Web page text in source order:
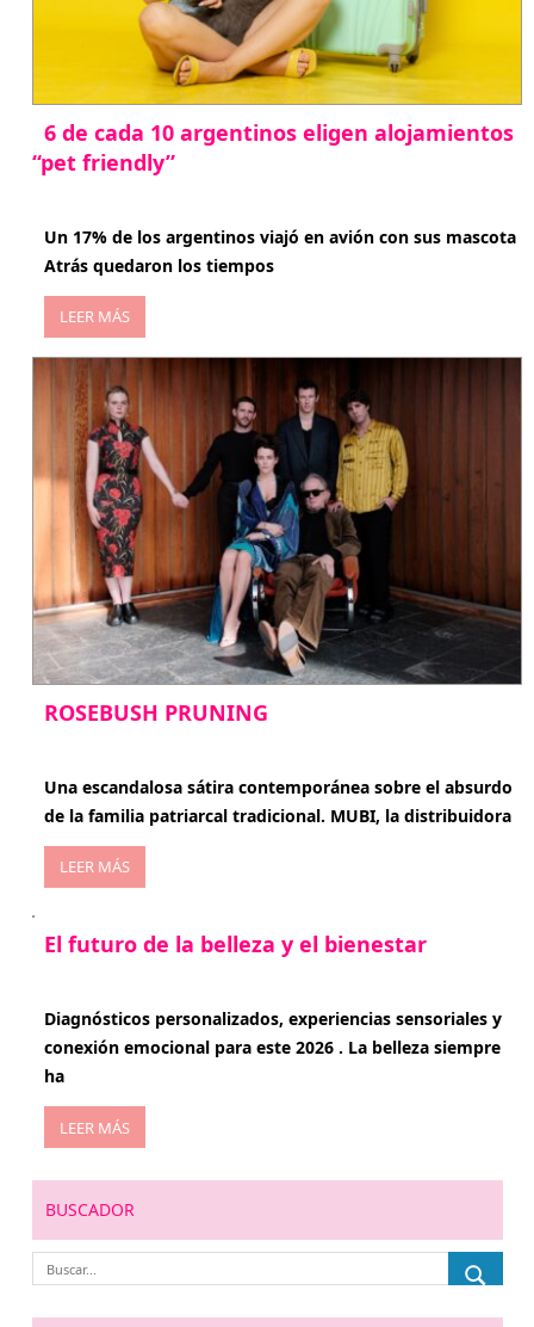
6 de cada 10 argentinos eligen alojamientos
“pet friendly”
Un 17% de los argentinos viajó en avión con sus mascota
Atrás quedaron los tiempos
LEER MÁS
ROSEBUSH PRUNING
Una escandalosa sátira contemporánea sobre el absurdo
de la familia patriarcal tradicional. MUBI, la distribuidora
LEER MÁS
El futuro de la belleza y el bienestar
Diagnósticos personalizados, experiencias sensoriales y
conexión emocional para este 2026 . La belleza siempre
ha
LEER MÁS
BUSCADOR